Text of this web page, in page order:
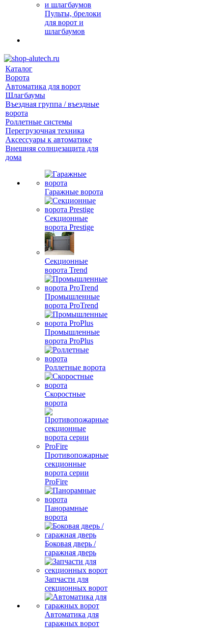
Пульты, брелоки
для ворот и
шлагбаумов
Каталог
Ворота
Автоматика для ворот
Шлагбаумы
Въездная группа / въездные
ворота
Роллетные системы
Перегрузочная техника
Аксессуары к автоматике
Внешняя солнцезащита для
дома
Гаражные ворота
Секционные
ворота Prestige
Секционные
ворота Trend
Промышленные
ворота ProTrend
Промышленные
ворота ProPlus
Роллетные ворота
Скоростные
ворота
Противопожарные
секционные
ворота серии
ProFire
Панорамные
ворота
Боковая дверь /
гаражная дверь
Запчасти для
секционных ворот
Автоматика для
гаражных ворот